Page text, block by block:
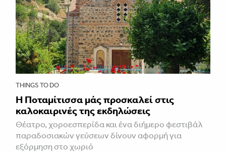
THINGS TO DO
Η Ποταμίτισσα μάς προσκαλεί στις
καλοκαιρινές της εκδηλώσεις
Θέατρο, χοροεσπερίδα και ένα διήμερο φεστιβάλ
παραδοσιακών γεύσεων δίνουν αφορμή για
εξόρμηση στο χωριό